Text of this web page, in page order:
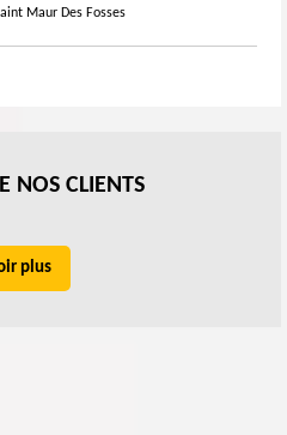
Maur Des Fosses
NOS CLIENTS
plus